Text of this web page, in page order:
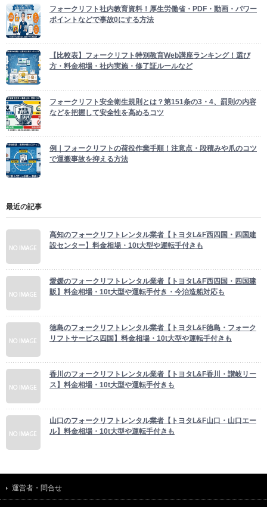
フォークリフト社内教育資料！厚生労働省・PDF・動画・パワー
ポイントなどで事故0にする方法
【比較表】フォークリフト特別教育Web講座ランキング！選び
方・料金相場・社内実施・修了証ルールなど
フォークリフト安全衛生規則とは？第151条の3・4、罰則の内容
などを把握して安全性を高めるコツ
例｜フォークリフトの荷役作業手順！注意点・段積みや爪のコツ
で運搬事故を抑える方法
最近の記事
高知のフォークリフトレンタル業者【トヨタL&F西四国・四国建
設センター】料金相場・10t大型や運転手付きも
愛媛のフォークリフトレンタル業者【トヨタL&F西四国・四国建
販】料金相場・10t大型や運転手付き・今治造船対応も
徳島のフォークリフトレンタル業者【トヨタL&F徳島・フォーク
リフトサービス四国】料金相場・10t大型や運転手付きも
香川のフォークリフトレンタル業者【トヨタL&F香川・讃岐リー
ス】料金相場・10t大型や運転手付きも
山口のフォークリフトレンタル業者【トヨタL&F山口・山口エー
ル】料金相場・10t大型や運転手付きも
運営者・問合せ